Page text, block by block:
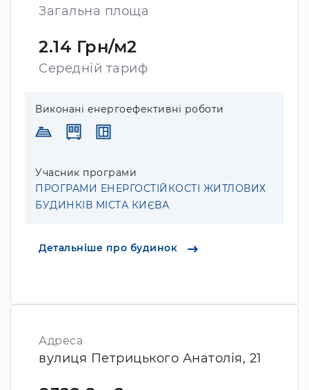
Загальна площа
2.14 Грн/м2
Середній тариф
Виконані енергоефективні роботи
Учасник програми
ПРОГРАМИ ЕНЕРГОСТІЙКОСТІ ЖИТЛОВИХ
БУДИНКІВ МІСТА КИЄВА
Детальніше про будинок
Адреса
вулиця Петрицького Анатолія, 21